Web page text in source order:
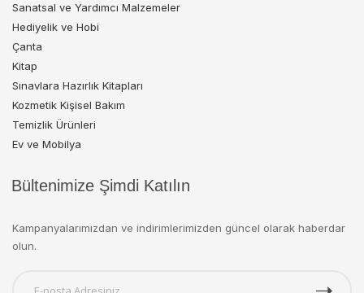
Sanatsal ve Yardımcı Malzemeler
Hediyelik ve Hobi
Çanta
Kitap
Sınavlara Hazırlık Kitapları
Kozmetik Kişisel Bakım
Temizlik Ürünleri
Ev ve Mobilya
Bültenimize Şimdi Katılın
Kampanyalarımızdan ve indirimlerimizden güncel olarak haberdar
olun.